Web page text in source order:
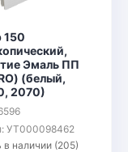
150
Эмаль ПП
(белый,
2070)
УТ000098462
в наличии (205)